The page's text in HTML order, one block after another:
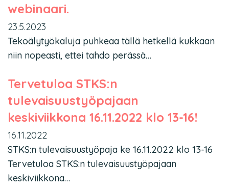
webinaari.
23.5.2023
Tekoälytyökaluja puhkeaa tällä hetkellä kukkaan
niin nopeasti, ettei tahdo perässä…
Tervetuloa STKS:n
tulevaisuustyöpajaan
keskiviikkona 16.11.2022 klo 13-16!
16.11.2022
STKS:n tulevaisuustyöpaja ke 16.11.2022 klo 13-16
Tervetuloa STKS:n tulevaisuustyöpajaan
keskiviikkona…